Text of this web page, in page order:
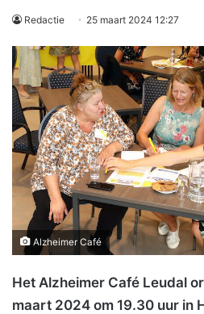
Redactie 25 maart 2024 12:27
Alzheimer Café
Het Alzheimer Café Leudal
maart 2024 om 19.30 uur in